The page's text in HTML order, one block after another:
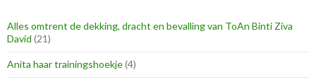
Alles omtrent de dekking, dracht en bevalling van ToAn Binti Ziva
David (21)
Anita haar trainingshoekje(4)